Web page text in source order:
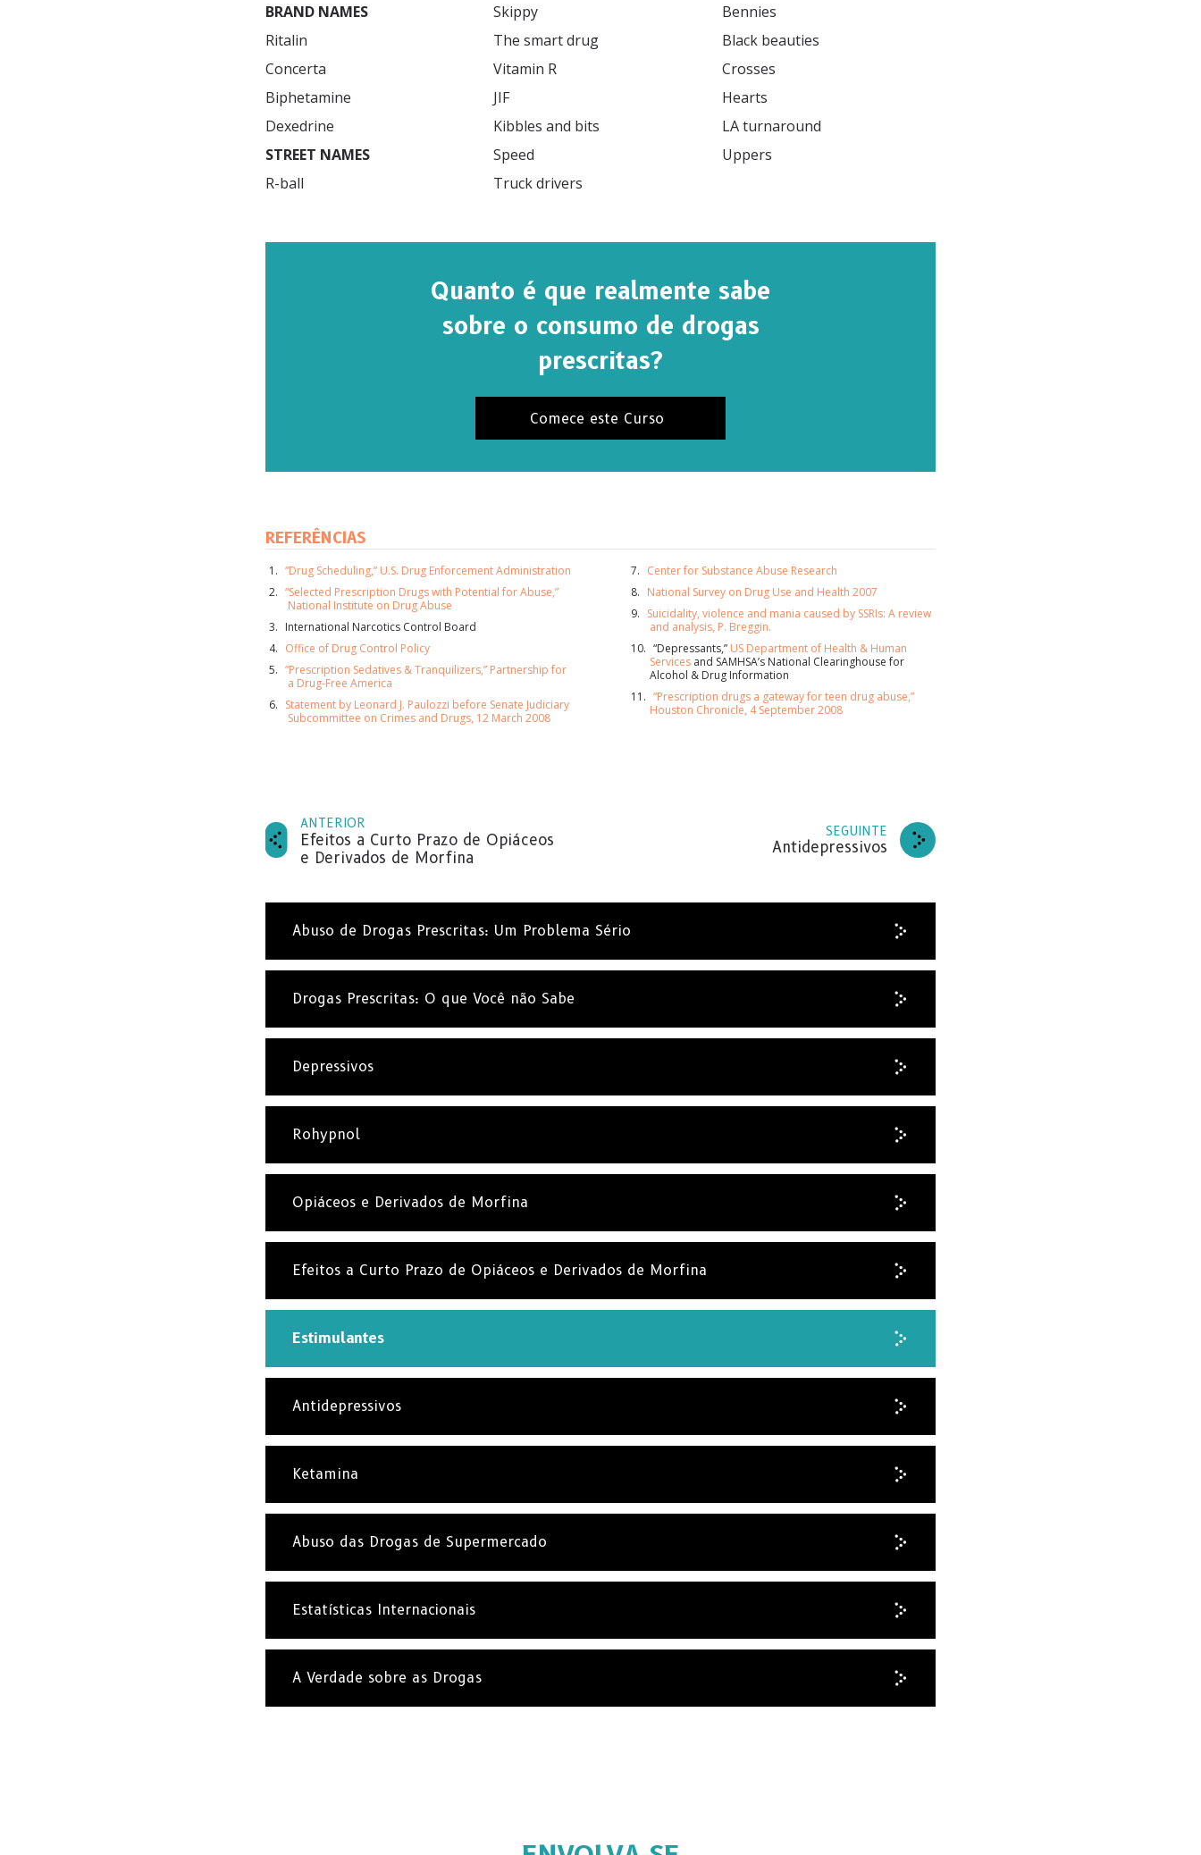
BRAND NAMES
Ritalin
Concerta
Biphetamine
STREET NAMES
R-ball
Skippy
The smart drug
Vitamin R
JIF
Kibbles and bits
Truck drivers
Bennies
Black beauties
Crosses
Hearts
LA turnaround
Quanto é que realmente sabe
sobre o consumo de drogas
prescritas?
Comece este Curso
REFERÊNCIAS
“Drug Scheduling,” U.S. Drug Enforcement Administration
“Selected Prescription Drugs with Potential for Abuse,”
National Institute on Drug Abuse
International Narcotics Control Board
Office of Drug Control Policy
“Prescription Sedatives & Tranquilizers,” Partnership for
a Drug-Free America
Statement by Leonard J. Paulozzi before Senate Judiciary
Subcommittee on Crimes and Drugs, 12 March 2008
Center for Substance Abuse Research
National Survey on Drug Use and Health 2007
Suicidality, violence and mania caused by SSRIs: A review
and analysis, P. Breggin.
“Depressants,” US Department of Health & Human
Servicesand SAMHSA’s National Clearinghouse for
Alcohol & Drug Information
“Prescription drugs a gateway for teen drug abuse,”
Houston Chronicle, 4 September 2008
ANTERIOR
Efeitos a Curto Prazo de Opiáceos
e Derivados de Morfina
SEGUINTE
Antidepressivos
Abuso de Drogas Prescritas: Um Problema Sério
Drogas Prescritas: O que Você não Sabe
Depressivos
Rohypnol
Opiáceos e Derivados de Morfina
Efeitos a Curto Prazo de Opiáceos e Derivados de Morfina
Estimulantes
Antidepressivos
Ketamina
Abuso das Drogas de Supermercado
Estatísticas Internacionais
A Verdade sobre as Drogas
SUBSCREVA-SE PARA RECEBER ATUALIZAÇÕES E SABER
FORMAS DE AJUDAR
Subscreva aoBoletim Informativo da Verdade sobre as Drogase
obtenha as nossas últimas notícias e atualizações na sua caixa de
entrada.
SUBSCREVER